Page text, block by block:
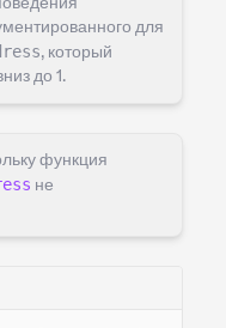
для
, который
до 1.
функция
не